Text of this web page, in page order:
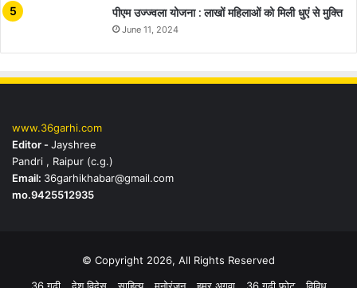
पीएम उज्ज्वला योजना : लाखों महिलाओं को मिली धुएं से मुक्ति
June 11, 2024
www.36garhi.com
Editor -Jayshree
Pandri , Raipur (c.g.)
Email: 36garhikhabar@gmail.com
mo.9425512935
© Copyright 2026, All Rights Reserved